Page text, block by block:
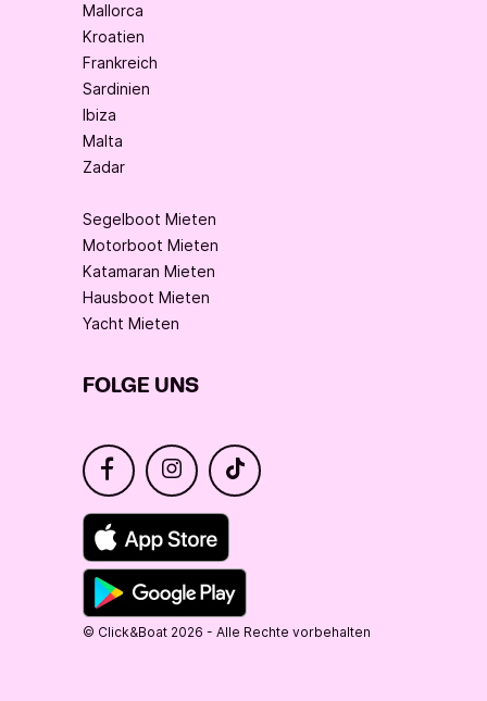
Mallorca
Kroatien
Frankreich
Sardinien
Ibiza
Malta
Zadar
Segelboot Mieten
Motorboot Mieten
Katamaran Mieten
Hausboot Mieten
Yacht Mieten
FOLGE UNS
© Click&Boat 2026 - Alle Rechte vorbehalten